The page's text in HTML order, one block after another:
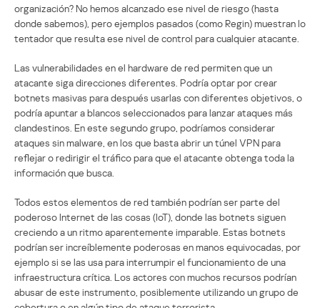
organización? No hemos alcanzado ese nivel de riesgo (hasta
donde sabemos), pero ejemplos pasados (como Regin) muestran lo
tentador que resulta ese nivel de control para cualquier atacante.
Las vulnerabilidades en el hardware de red permiten que un
atacante siga direcciones diferentes. Podría optar por crear
botnets masivas para después usarlas con diferentes objetivos, o
podría apuntar a blancos seleccionados para lanzar ataques más
clandestinos. En este segundo grupo, podríamos considerar
ataques sin malware, en los que basta abrir un túnel VPN para
reflejar o redirigir el tráfico para que el atacante obtenga toda la
información que busca.
Todos estos elementos de red también podrían ser parte del
poderoso Internet de las cosas (IoT), donde las botnets siguen
creciendo a un ritmo aparentemente imparable. Estas botnets
podrían ser increíblemente poderosas en manos equivocadas, por
ejemplo si se las usa para interrumpir el funcionamiento de una
infraestructura crítica. Los actores con muchos recursos podrían
abusar de este instrumento, posiblemente utilizando un grupo de